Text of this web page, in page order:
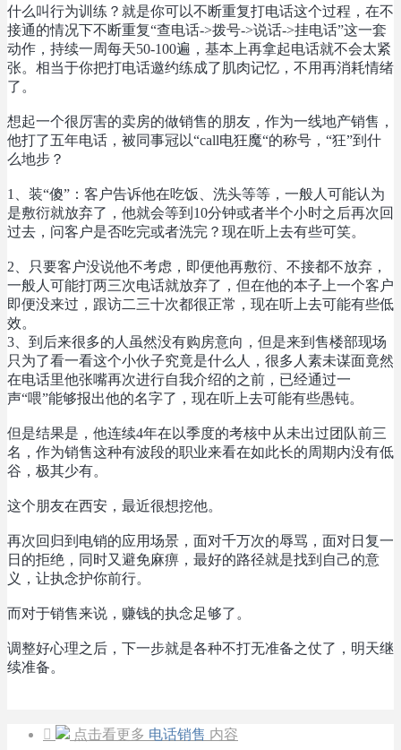
什么叫行为训练？就是你可以不断重复打电话这个过程，在不
接通的情况下不断重复“查电话->拨号->说话->挂电话”这一套
动作，持续一周每天50-100遍，基本上再拿起电话就不会太紧
张。相当于你把打电话邀约练成了肌肉记忆，不用再消耗情绪
了。
想起一个很厉害的卖房的做销售的朋友，作为一线地产销售，
他打了五年电话，被同事冠以“call电狂魔“的称号，“狂”到什
么地步？
1、装“傻”：客户告诉他在吃饭、洗头等等，一般人可能认为
是敷衍就放弃了，他就会等到10分钟或者半个小时之后再次回
过去，问客户是否吃完或者洗完？现在听上去有些可笑。
2、只要客户没说他不考虑，即便他再敷衍、不接都不放弃，
一般人可能打两三次电话就放弃了，但在他的本子上一个客户
即便没来过，跟访二三十次都很正常，现在听上去可能有些低
效。
3、到后来很多的人虽然没有购房意向，但是来到售楼部现场
只为了看一看这个小伙子究竟是什么人，很多人素未谋面竟然
在电话里他张嘴再次进行自我介绍的之前，已经通过一
声“喂”能够报出他的名字了，现在听上去可能有些愚钝。
但是结果是，他连续4年在以季度的考核中从未出过团队前三
名，作为销售这种有波段的职业来看在如此长的周期内没有低
谷，极其少有。
这个朋友在西安，最近很想挖他。
再次回归到电销的应用场景，面对千万次的辱骂，面对日复一
日的拒绝，同时又避免麻痹，最好的路径就是找到自己的意
义，让执念护你前行。
而对于销售来说，赚钱的执念足够了。
调整好心理之后，下一步就是各种不打无准备之仗了，明天继
续准备。
 点击看更多 电话销售 内容